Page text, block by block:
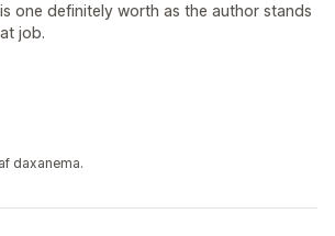
one definitely worth as the author stands
job.
daxanema.